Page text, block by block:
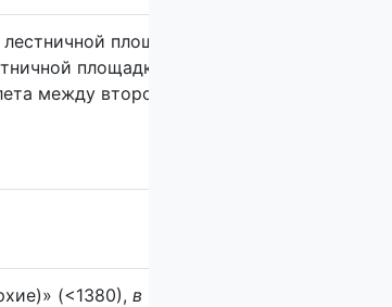
площадки, справа
площадки и на
между второй и третьей
(<1380), в